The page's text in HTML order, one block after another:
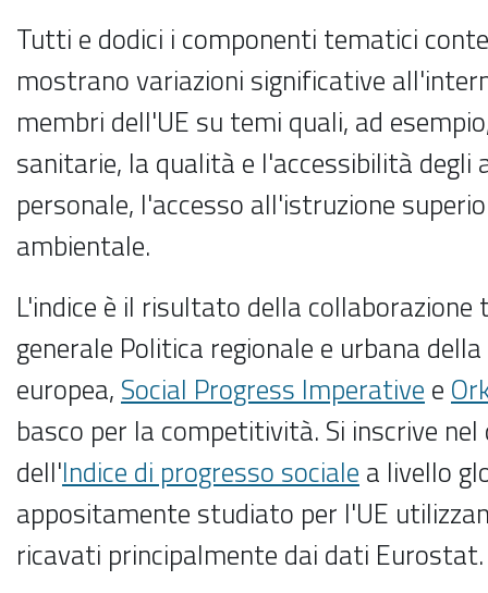
Tutti e dodici i componenti tematici
mostrano variazioni significative
membri dell'UE su temi quali, ad
sanitarie, la qualità e l'accessibilità degli
personale, l'accesso all'istruzione
ambientale.
L'indice è il risultato della collaborazione
generale Politica regionale e urbana
europea, Social Progress Imperative e
basco per la competitività. Si inscrive
dell'Indice di progresso sociale a livello
appositamente studiato per l'UE
ricavati principalmente dai dati